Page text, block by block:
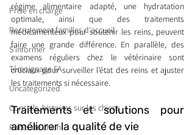
Prise en charge
Recrutement familles d'accueil
S'informer
Témoignage FA
Uncategorized
Conseils, histoires sur les chiens
Races de chien
régime alimentaire adapté, une hydratation
optimale, ainsi que des traitements
médicamenteux pour soutenir les reins, peuvent
faire une grande différence. En parallèle, des
examens réguliers chez le vétérinaire sont
cruciaux pour surveiller l’état des reins et ajuster
les traitements si nécessaire.
Traitements et solutions pour
améliorer la qualité de vie